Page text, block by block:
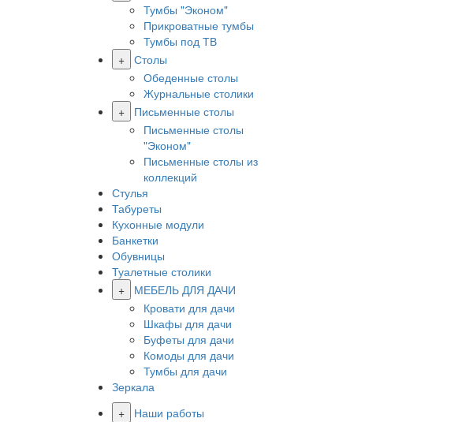
Тумбы "Эконом"
Прикроватные тумбы
Тумбы под ТВ
+ Столы
Обеденные столы
Журнальные столики
+
Письменные столы
Письменные столы
"Эконом"
Письменные столы из
коллекций
Стулья
Табуреты
Кухонные модули
Банкетки
Обувницы
Туалетные столики
+
МЕБЕЛЬ ДЛЯ ДАЧИ
Кровати для дачи
Шкафы для дачи
Буфеты для дачи
Комоды для дачи
Тумбы для дачи
Зеркала
+
Наши работы